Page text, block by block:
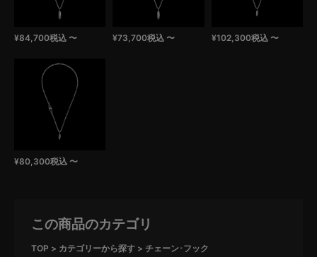
¥84,700税込 〜 ¥73,700税込 〜 ¥102,300税込 〜
¥80,300税込 〜
この商品のカテゴリ
TOP カテゴリーから探す チェーン･フック